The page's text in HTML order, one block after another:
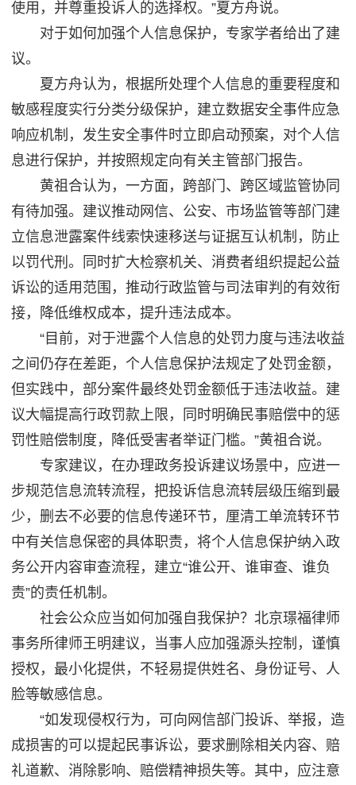
使用，并尊重投诉人的选择权。”夏方舟说。
对于如何加强个人信息保护，专家学者给出了建
议。
夏方舟认为，根据所处理个人信息的重要程度和
敏感程度实行分类分级保护，建立数据安全事件应急
响应机制，发生安全事件时立即启动预案，对个人信
息进行保护，并按照规定向有关主管部门报告。
黄祖合认为，一方面，跨部门、跨区域监管协同
有待加强。建议推动网信、公安、市场监管等部门建
立信息泄露案件线索快速移送与证据互认机制，防止
以罚代刑。同时扩大检察机关、消费者组织提起公益
诉讼的适用范围，推动行政监管与司法审判的有效衔
接，降低维权成本，提升违法成本。
“目前，对于泄露个人信息的处罚力度与违法收益
之间仍存在差距，个人信息保护法规定了处罚金额，
但实践中，部分案件最终处罚金额低于违法收益。建
议大幅提高行政罚款上限，同时明确民事赔偿中的惩
罚性赔偿制度，降低受害者举证门槛。”黄祖合说。
专家建议，在办理政务投诉建议场景中，应进一
步规范信息流转流程，把投诉信息流转层级压缩到最
少，删去不必要的信息传递环节，厘清工单流转环节
中有关信息保密的具体职责，将个人信息保护纳入政
务公开内容审查流程，建立“谁公开、谁审查、谁负
责”的责任机制。
社会公众应当如何加强自我保护？北京璟福律师
事务所律师王明建议，当事人应加强源头控制，谨慎
授权，最小化提供，不轻易提供姓名、身份证号、人
脸等敏感信息。
“如发现侵权行为，可向网信部门投诉、举报，造
成损害的可以提起民事诉讼，要求删除相关内容、赔
礼道歉、消除影响、赔偿精神损失等。其中，应注意